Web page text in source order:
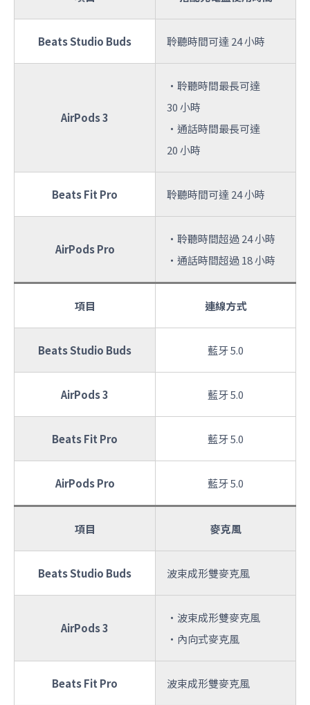
Beats Studio Buds 聆聽時間可達 24 小時
AirPods 3
・聆聽時間最長可達
30 小時
・通話時間最長可達
20 小時
Beats Fit Pro 聆聽時間可達 24 小時
AirPods Pro
・聆聽時間超過 24 小時
・通話時間超過 18 小時
項目 連線方式
Beats Studio Buds 藍牙 5.0
AirPods 3 藍牙 5.0
Beats Fit Pro 藍牙 5.0
AirPods Pro 藍牙 5.0
項目 麥克風
Beats Studio Buds 波束成形雙麥克風
AirPods 3
・波束成形雙麥克風
・內向式麥克風
Beats Fit Pro 波束成形雙麥克風